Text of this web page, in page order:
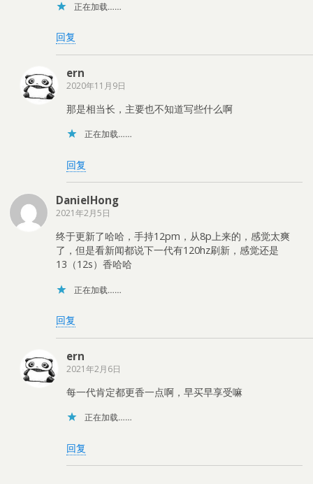
正在加载……
回复
ern
2020年11月9日
那是相当长，主要也不知道写些什么啊
正在加载……
回复
DanielHong
2021年2月5日
终于更新了哈哈，手持12pm，从8p上来的，感觉太爽
了，但是看新闻都说下一代有120hz刷新，感觉还是
13（12s）香哈哈
正在加载……
回复
ern
2021年2月6日
每一代肯定都更香一点啊，早买早享受嘛
正在加载……
回复